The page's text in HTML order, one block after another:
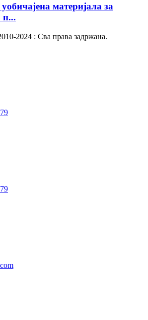
материјала за
п...
2024 : Сва права задржана.